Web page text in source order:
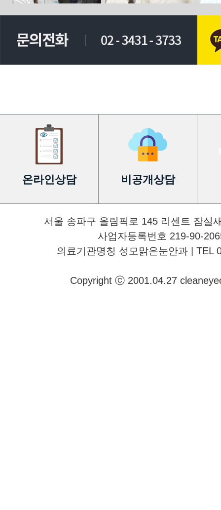
온라인상담 비공개상담
서울 송파구 올림픽로 145 리센트 잠실
사업자등록번호 219-90-
의료기관명칭 성모맑은눈안과 | TEL
Copyright ⓒ 2001.04.27